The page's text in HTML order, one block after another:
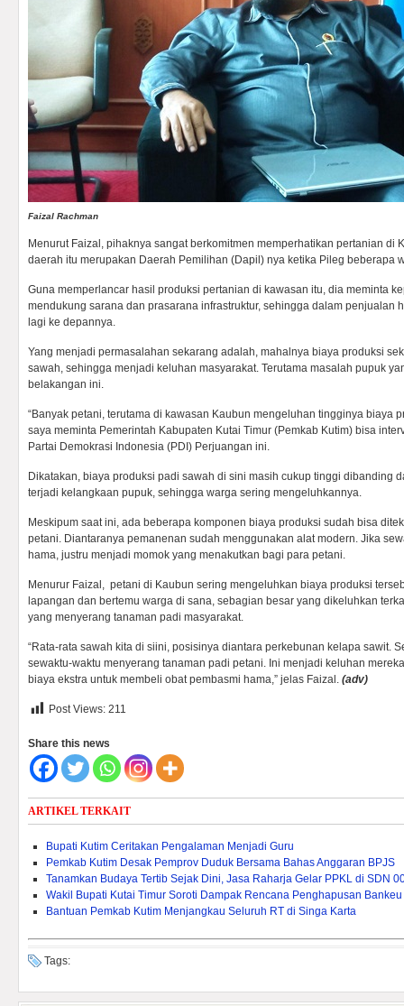
Faizal Rachman
Menurut Faizal, pihaknya sangat berkomitmen memperhatikan pertanian di
daerah itu merupakan Daerah Pemilihan (Dapil) nya ketika Pileg beberapa
Guna memperlancar hasil produksi pertanian di kawasan itu, dia meminta
mendukung sarana dan prasarana infrastruktur, sehingga dalam penjualan
lagi ke depannya.
Yang menjadi permasalahan sekarang adalah, mahalnya biaya produksi
sawah, sehingga menjadi keluhan masyarakat. Terutama masalah pupuk
belakangan ini.
“Banyak petani, terutama di kawasan Kaubun mengeluhan tingginya biaya
saya meminta Pemerintah Kabupaten Kutai Timur (Pemkab Kutim) bisa
Partai Demokrasi Indonesia (PDI) Perjuangan ini.
Dikatakan, biaya produksi padi sawah di sini masih cukup tinggi dibanding
terjadi kelangkaan pupuk, sehingga warga sering mengeluhkannya.
Meskipum saat ini, ada beberapa komponen biaya produksi sudah bisa
petani. Diantaranya pemanenan sudah menggunakan alat modern. Jika
hama, justru menjadi momok yang menakutkan bagi para petani.
Menurur Faizal, petani di Kaubun sering mengeluhkan biaya produksi
lapangan dan bertemu warga di sana, sebagian besar yang dikeluhkan
yang menyerang tanaman padi masyarakat.
“Rata-rata sawah kita di siini, posisinya diantara perkebunan kelapa sawit.
sewaktu-waktu menyerang tanaman padi petani. Ini menjadi keluhan
biaya ekstra untuk membeli obat pembasmi hama,” jelas Faizal. (adv)
Post Views: 211
Share this news
ARTIKEL TERKAIT
Bupati Kutim Ceritakan Pengalaman Menjadi Guru
Pemkab Kutim Desak Pemprov Duduk Bersama Bahas Anggaran BPJS
Tanamkan Budaya Tertib Sejak Dini, Jasa Raharja Gelar PPKL di SDN
Wakil Bupati Kutai Timur Soroti Dampak Rencana Penghapusan
Bantuan Pemkab Kutim Menjangkau Seluruh RT di Singa Karta
Tags: